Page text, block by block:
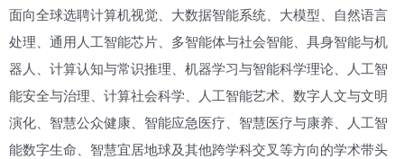
面向全球选聘计算机视觉、大数据智能系统、大模型、自然语言
处理、通用人工智能芯片、多智能体与社会智能、具身智能与机
器人、计算认知与常识推理、机器学习与智能科学理论、人工智
能安全与治理、计算社会科学、人工智能艺术、数字人文与文明
演化、智慧公众健康、智能应急医疗、智慧医疗与康养、人工智
能数字生命、智慧宜居地球及其他跨学科交叉等方向的学术带头